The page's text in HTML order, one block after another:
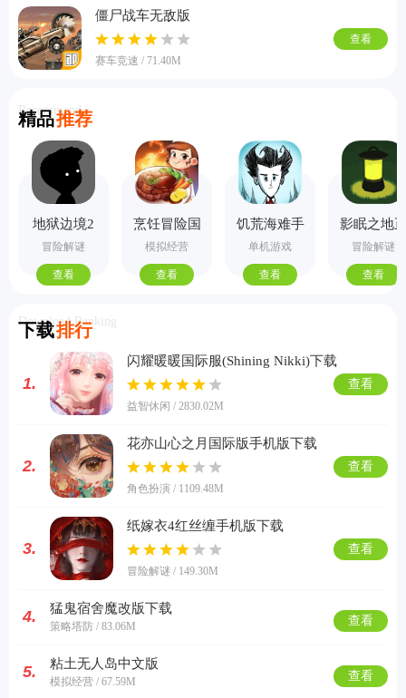
僵尸战车无敌版
赛车竞速 / 71.40M
查看
精品推荐
Recommend
地狱边境2
手机版
冒险解谜
查看
烹饪冒险国
际服
模拟经营
查看
饥荒海难手
机版
单机游戏
查看
影眠之地
式版
冒险解谜
查看
下载排行
Download Ranking
1.
闪耀暖暖国际服(Shining Nikki)下载
益智休闲 / 2830.02M
查看
2.
花亦山心之月国际版手机版下载
角色扮演 / 1109.48M
查看
3.
纸嫁衣4红丝缠手机版下载
冒险解谜 / 149.30M
查看
4. 猛鬼宿舍魔改版下载
策略塔防 / 83.06M 查看
5. 粘土无人岛中文版
模拟经营 / 67.59M 查看